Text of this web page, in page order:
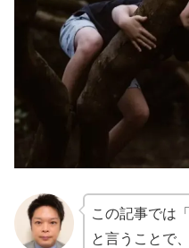
この記事では
と言うことで